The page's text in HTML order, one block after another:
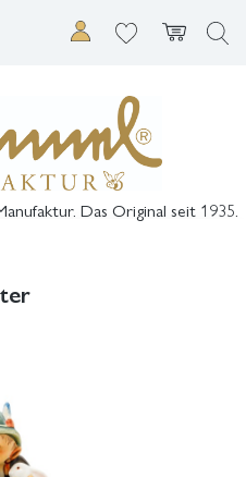
Das Original seit 1935.